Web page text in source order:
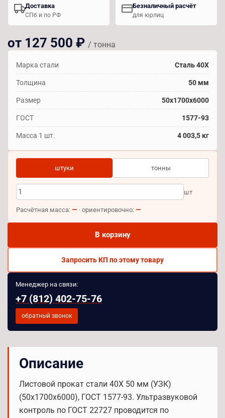
Доставка
СПб и по РФ
Безналичный расчёт
для юрлиц
от 127 500 ₽ / тонна
Марка стали Сталь 40Х
Толщина 50 мм
Размер 50х1700х6000
ГОСТ 1577-93
Масса 1 шт. 4 003,5 кг
штуки тонны
шт
Расчётная масса: — · ориентировочно: —
В корзину
Запросить КП по этому товару
Менеджер на связи:
+7 (812) 402-75-76
обратный звонок
Описание
Листовой прокат стали 40Х 50 мм (УЗК)
(50х1700х6000), ГОСТ 1577-93. Ультразвуковой
контроль по ГОСТ 22727 проводится по